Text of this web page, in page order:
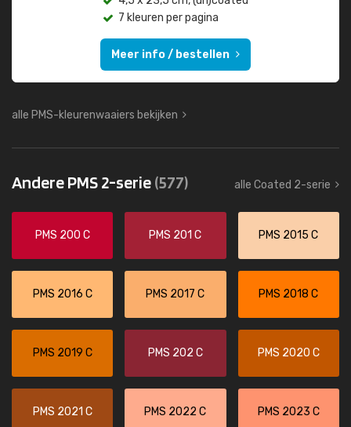
7 kleuren per pagina
Meer info / bestellen
alle PMS-kleurenwaaiers bekijken
Andere PMS 2-serie(577) alle Coated 2-serie
PMS 200 C PMS 201 C PMS 2015 C
PMS 2016 C PMS 2017 C PMS 2018 C
PMS 2019 C PMS 202 C PMS 2020 C
PMS 2021 C PMS 2022 C PMS 2023 C